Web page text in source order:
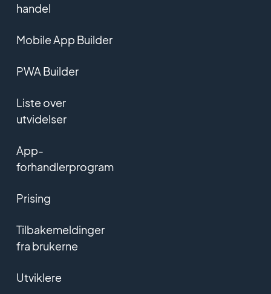
handel
Mobile App Builder
PWA Builder
Liste over
utvidelser
App-
forhandlerprogram
Prising
Tilbakemeldinger
fra brukerne
Utviklere